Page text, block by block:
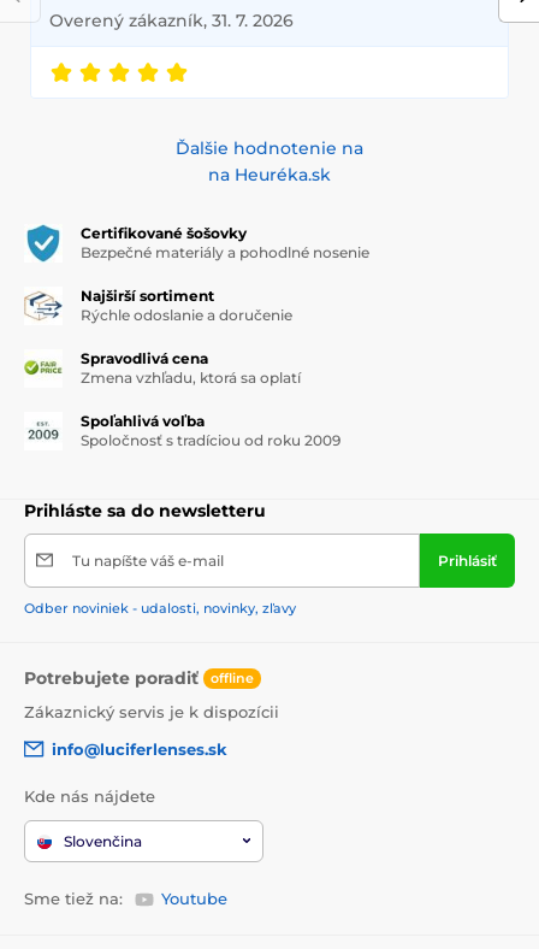
Overený zákazník, 31. 7. 2026
Ďalšie hodnotenie na
na Heuréka.sk
Certifikované šošovky
Bezpečné materiály a pohodlné nosenie
Najširší sortiment
Rýchle odoslanie a doručenie
Spravodlivá cena
Zmena vzhľadu, ktorá sa oplatí
Spoľahlivá voľba
Spoločnosť s tradíciou od roku 2009
Prihláste sa do newsletteru
Tu napíšte váš e-mail Prihlásiť
Odber noviniek - udalosti, novinky, zľavy
Potrebujete poradiť offline
Zákaznický servis je k dispozícii
info@luciferlenses.sk
Kde nás nájdete
Slovenčina
Sme tiež na: Youtube